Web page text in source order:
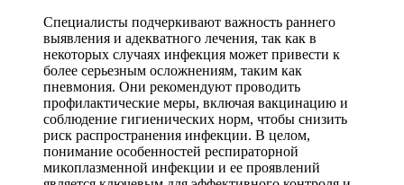
Специалисты подчеркивают важность раннего
выявления и адекватного лечения, так как в
некоторых случаях инфекция может привести к
более серьезным осложнениям, таким как
пневмония. Они рекомендуют проводить
профилактические меры, включая вакцинацию и
соблюдение гигиенических норм, чтобы снизить
риск распространения инфекции. В целом,
понимание особенностей респираторной
микоплазменной инфекции и ее проявлений